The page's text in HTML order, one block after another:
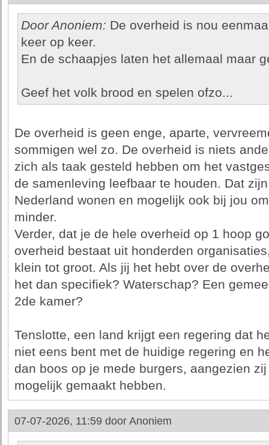
Door Anoniem: De overheid is nou
keer op keer.
En de schaapjes laten het allemaal maar
Geef het volk brood en spelen ofzo...
De overheid is geen enge, aparte,
sommigen wel zo. De overheid is niets
zich als taak gesteld hebben om het
de samenleving leefbaar te houden. Dat
Nederland wonen en mogelijk ook bij jou
minder.
Verder, dat je de hele overheid op 1 hoop
overheid bestaat uit honderden
klein tot groot. Als jij het hebt over de
het dan specifiek? Waterschap? Een
2de kamer?
Tenslotte, een land krijgt een regering dat
niet eens bent met de huidige regering en
dan boos op je mede burgers, aangezien
mogelijk gemaakt hebben.
07-07-2026, 11:59 door Anoniem